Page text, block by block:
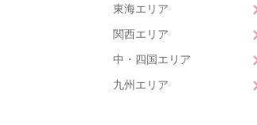
東海エリア
関西エリア
中・四国エリア
九州エリア